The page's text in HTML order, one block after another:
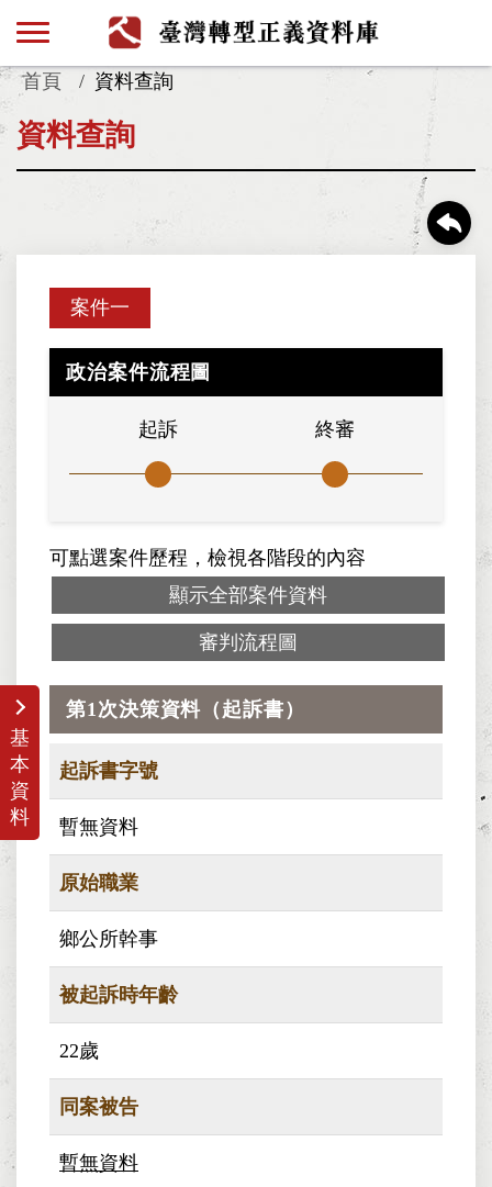
首頁 資料查詢
資料查詢
案件一
政治案件流程圖
起訴 終審
可點選案件歷程，檢視各階段的內容
顯示全部案件資料
審判流程圖
基
本
資
料
第1次決策資料（起訴書）
起訴書字號
暫無資料
原始職業
鄉公所幹事
被起訴時年齡
22歲
同案被告
暫無資料